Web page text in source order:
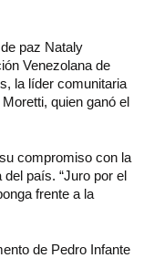
paz Nataly
Venezolana de
la líder comunitaria
quien ganó el
compromiso con la
país. “Juro por el
frente a la
de Pedro Infante